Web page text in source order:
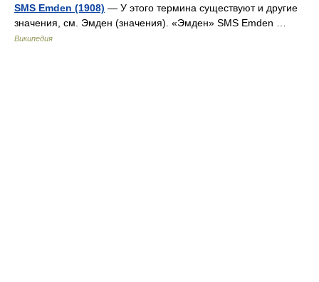
SMS Emden (1908) — У этого термина существуют и другие
значения, см. Эмден (значения). «Эмден» SMS Emden …
Википедия